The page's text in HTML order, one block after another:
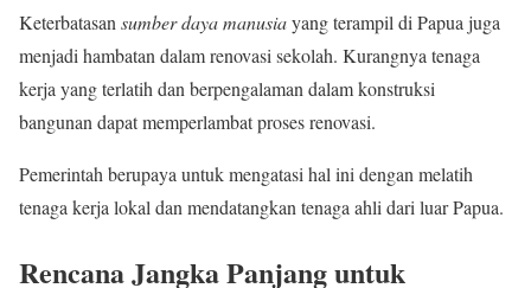
Keterbatasan sumber daya manusiayang terampil di Papua juga
menjadi hambatan dalam renovasi sekolah. Kurangnya tenaga
kerja yang terlatih dan berpengalaman dalam konstruksi
bangunan dapat memperlambat proses renovasi.
Pemerintah berupaya untuk mengatasi hal ini dengan melatih
tenaga kerja lokal dan mendatangkan tenaga ahli dari luar Papua.
Rencana Jangka Panjang untuk